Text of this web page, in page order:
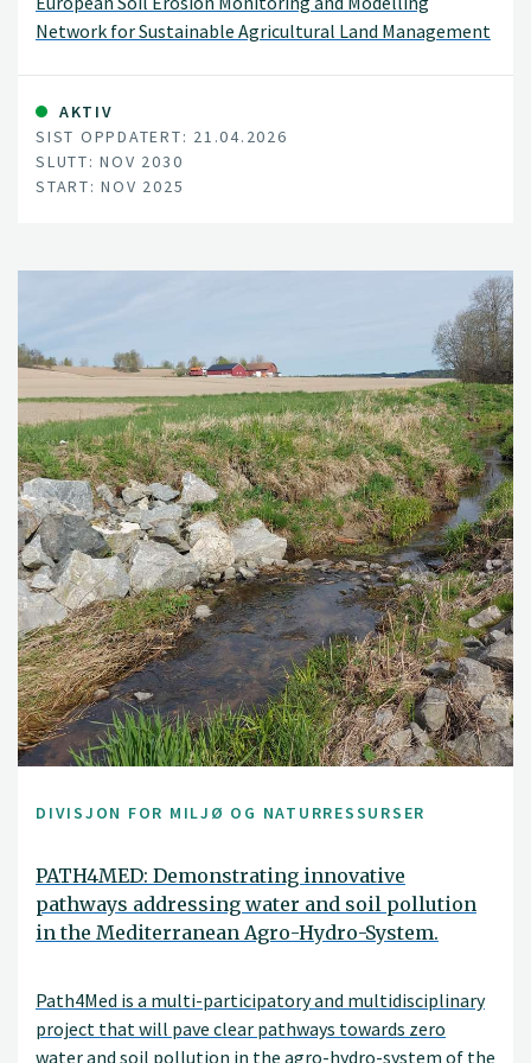
Network for Sustainable Agricultural Land Management
AKTIV
SIST OPPDATERT: 21.04.2026
SLUTT: NOV 2030
START: NOV 2025
DIVISJON FOR MILJØ OG NATURRESSURSER
PATH4MED: Demonstrating innovative
pathways addressing water and soil pollution
in the Mediterranean Agro-Hydro-System.
Path4Med is a multi-participatory and multidisciplinary
project that will pave clear pathways towards zero
water and soil pollution in the agro-hydro-system of the